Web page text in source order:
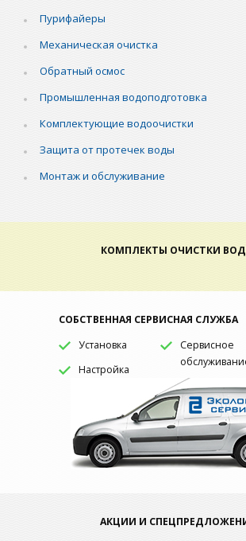
Пурифайеры
Механическая очистка
Обратный осмос
Промышленная водоподготовка
Комплектующие водоочистки
Защита от протечек воды
Монтаж и обслуживание
КОМПЛЕКТЫ ОЧИСТКИ
СОБСТВЕННАЯ СЕРВИСНАЯ СЛУЖБА
Установка
Настройка
Сервисное
АКЦИИ И